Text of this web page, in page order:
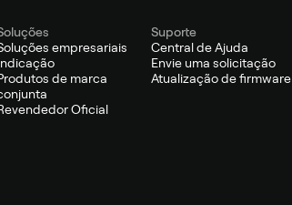
empresariais
de marca
Oficial
Suporte
Central de Ajuda
Envie uma solicitação
Atualização de firmware